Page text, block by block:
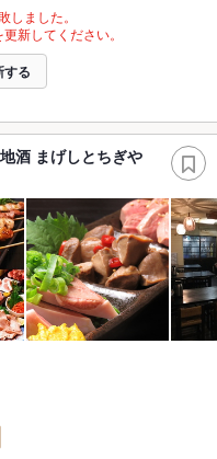
しました。
新してください。
する
酒 まげしとちぎや